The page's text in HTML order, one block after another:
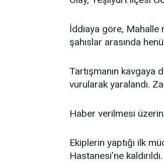
İddiaya göre, Mahalle
şahıslar arasında
Tartışmanın kavgaya
vurularak yaralandı.
Haber verilmesi
Ekiplerin yaptığı ilk
Hastanesi’ne kaldırıldı.